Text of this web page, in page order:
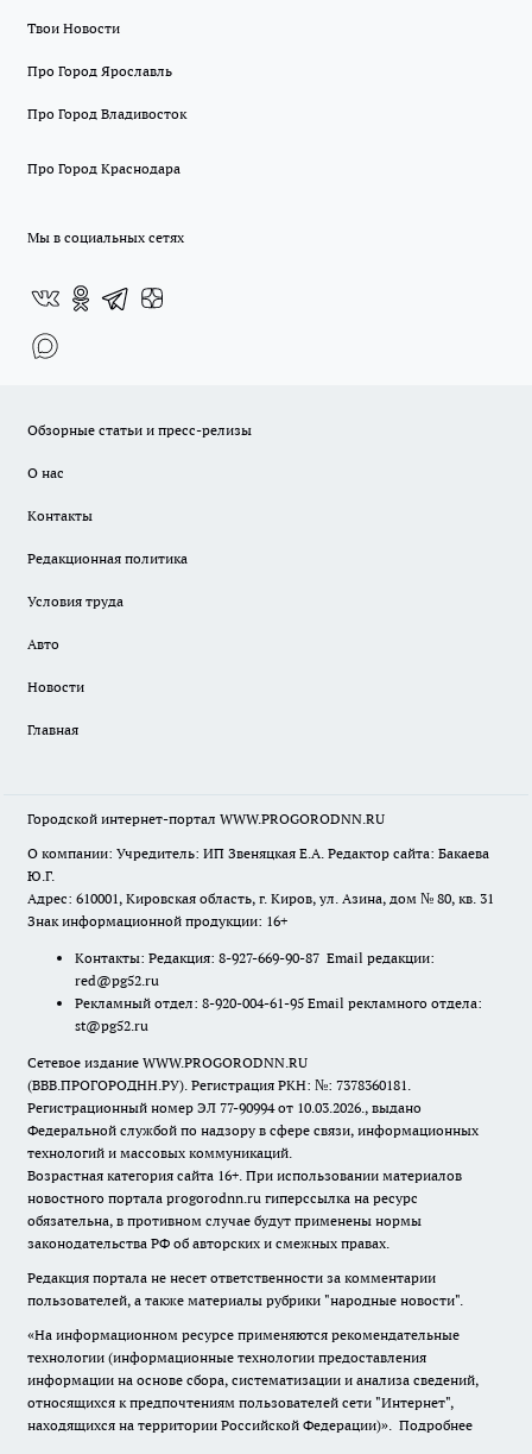
Твои Новости
Про Город Ярославль
Про Город Владивосток
Про Город Краснодара
Мы в социальных сетях
Обзорные статьи и пресс-релизы
О нас
Контакты
Редакционная политика
Условия труда
Авто
Новости
Главная
Городской интернет-портал WWW.PROGORODNN.RU
О компании: Учредитель: ИП Звеняцкая Е.А. Редактор сайта: Бакаева
Ю.Г.
Адрес: 610001, Кировская область, г. Киров, ул. Азина, дом № 80, кв. 31
Знак информационной продукции: 16+
Контакты: Редакция: 8-927-669-90-87 Email редакции:
red@pg52.ru
Рекламный отдел: 8-920-004-61-95 Email рекламного отдела:
st@pg52.ru
Сетевое издание WWW.PROGORODNN.RU
(ВВВ.ПРОГОРОДНН.РУ). Регистрация РКН: №: 7378360181.
Регистрационный номер ЭЛ 77-90994 от 10.03.2026., выдано
Федеральной службой по надзору в сфере связи, информационных
технологий и массовых коммуникаций.
Возрастная категория сайта 16+. При использовании материалов
новостного портала progorodnn.ru гиперссылка на ресурс
обязательна, в противном случае будут применены нормы
законодательства РФ об авторских и смежных правах.
Редакция портала не несет ответственности за комментарии
пользователей, а также материалы рубрики "народные новости".
«На информационном ресурсе применяются рекомендательные
технологии (информационные технологии предоставления
информации на основе сбора, систематизации и анализа сведений,
относящихся к предпочтениям пользователей сети "Интернет",
находящихся на территории Российской Федерации)». Подробнее